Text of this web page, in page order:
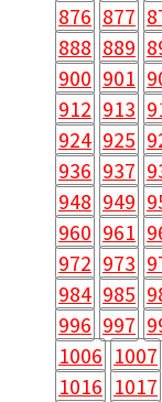
876 877
888 889
900 901
912 913
924 925
936 937
948 949
960 961
972 973
984 985
996 997
1006 1007
1016 1017